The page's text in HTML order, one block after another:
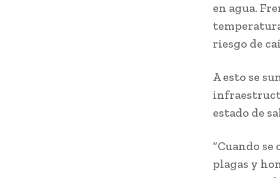
en agua.
riesgo de
A esto se
estado de
“Cuando
plagas y